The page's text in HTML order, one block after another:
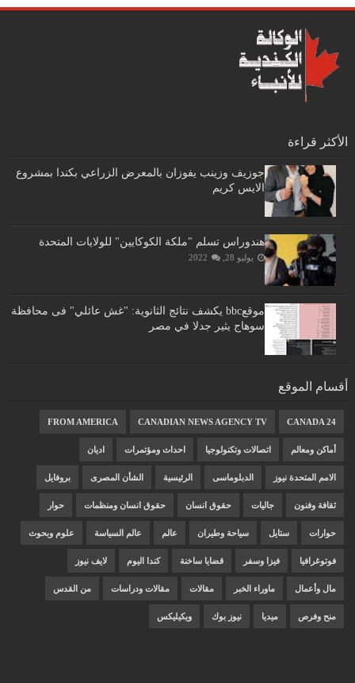
الأكثر قراءة
جوزيف وزينب يفوزان بالمعرض الزراعي بكندا بمشروع
الايس كريم
هندوراس تسلم "ملكة الكوكايين" للولايات المتحدة
يوليو 28, 2022
موقعbbc يكشف نتائج الثانوية: "غش عائلي" فى محافظة
سوهاج يثير جدلا في مصر
أقسام الموقع
CANADA 24
CANADIAN NEWS AGENCY TV
FROM AMERICA
أماكن ومعالم اتصالات وتكنولوجيا احداث ومؤتمرات اديان
الامم المتحدة نيوز الدبلوماسى الرئيسية الشأن المصرى بروفايل
ثقافة وفنون جاليات حقوق انسان حقوق انسان ومنظمات حوار
حوارات ستايل سياحة وطيران عالم عالم السياسة علوم وبحوث
فوتوغرافيا فيزا وسفر قضايا ساخنة كندا اليوم لايف نيوز
مال وأعمال ماوراء الخبر مقالات مقالات ودراسات من القدس
منح وفرص ميديا نيوز بوك ويكيليكس